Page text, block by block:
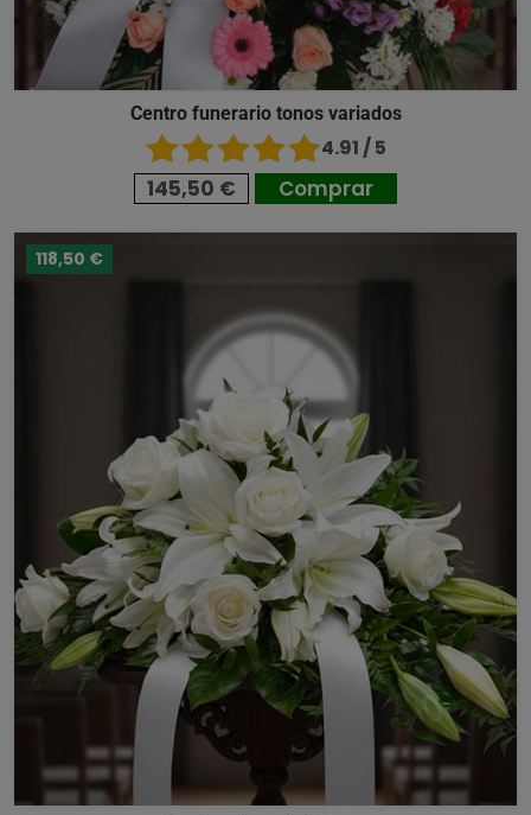
Centro funerario tonos variados
4.91 / 5
145,50 € Comprar
118,50 €